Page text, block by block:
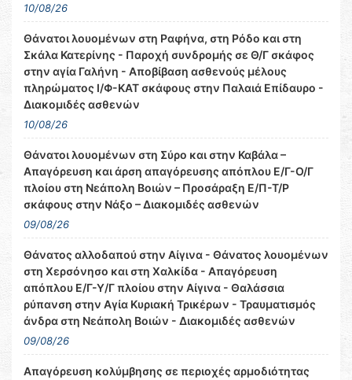
10/08/26
Θάνατοι λουομένων στη Ραφήνα, στη Ρόδο και στη
Σκάλα Κατερίνης - Παροχή συνδρομής σε Θ/Γ σκάφος
στην αγία Γαλήνη - Αποβίβαση ασθενούς μέλους
πληρώματος Ι/Φ-ΚΑΤ σκάφους στην Παλαιά Επίδαυρο -
Διακομιδές ασθενών
10/08/26
Θάνατοι λουομένων στη Σύρο και στην Καβάλα –
Απαγόρευση και άρση απαγόρευσης απόπλου Ε/Γ-Ο/Γ
πλοίου στη Νεάπολη Βοιών – Προσάραξη Ε/Π-Τ/Ρ
σκάφους στην Νάξο – Διακομιδές ασθενών
09/08/26
Θάνατος αλλοδαπού στην Αίγινα - Θάνατος λουομένων
στη Χερσόνησο και στη Χαλκίδα - Απαγόρευση
απόπλου Ε/Γ-Υ/Γ πλοίου στην Αίγινα - Θαλάσσια
ρύπανση στην Αγία Κυριακή Τρικέρων - Τραυματισμός
άνδρα στη Νεάπολη Βοιών - Διακομιδές ασθενών
09/08/26
Απαγόρευση κολύμβησης σε περιοχές αρμοδιότητας